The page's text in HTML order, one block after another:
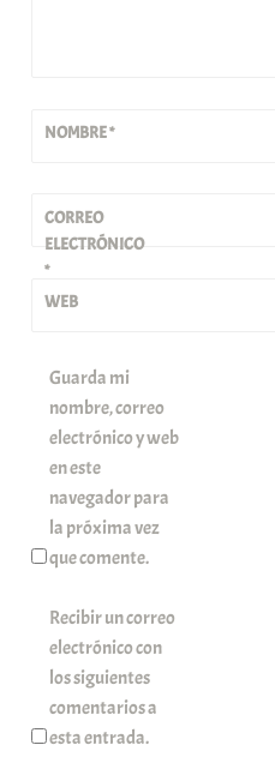
NOMBRE*
CORREO
ELECTRÓNICO
*
WEB
Guarda mi
nombre, correo
electrónico y web
en este
navegador para
la próxima vez
que comente.
Recibir un correo
electrónico con
los siguientes
comentarios a
esta entrada.